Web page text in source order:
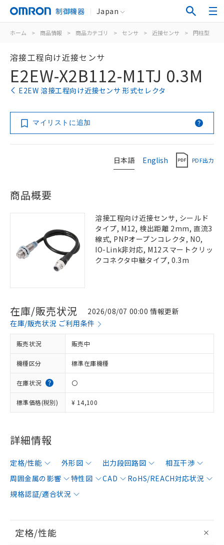
制御機器 Japan
ホーム > 商品情報 > 商品カテゴリ > センサ > 近接センサ > 円柱型
溶接工程向け近接センサ
E2EW-X2B112-M1TJ 0.3M
E2EW 溶接工程向け近接センサ 形式セレクタ
マイリストに追加
日本語 English PDF出力
商品概要
溶接工程向け近接センサ, シールド
タイプ, M12, 検出距離 2mm, 直流3
線式, PNPオープンコレクタ, NO,
IO-Link非対応, M12スマートクリッ
クコネクタ中継タイプ, 0.3m
在庫/販売状況
2026/08/07 00:00 情報更新
在庫/販売状況 ご利用条件
販売状況 販売中
機種区分 標準在庫機種
在庫状況 〇
標準価格(税別) ¥ 14,100
詳細情報
定格/性能 外形図 出力段回路図
相互干渉
周囲金属の影響
特性図 CAD
RoHS/REACH対応状況
規格認証/適合状況
定格/性能